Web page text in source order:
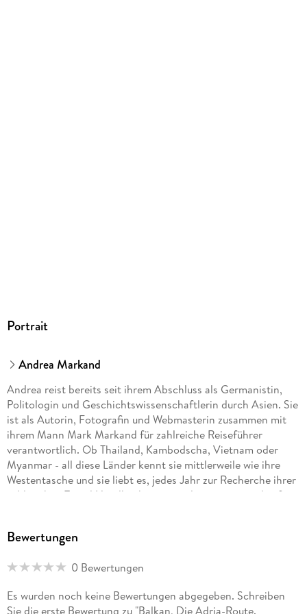
eine unvergessliche Reise in eine der aufregendsten
Portrait
Andrea Markand
Andrea reist bereits seit ihrem Abschluss als Germanistin,
Politologin und Geschichtswissenschaftlerin durch Asien. Sie
ist als Autorin, Fotografin und Webmasterin zusammen mit
ihrem Mann Mark Markand für zahlreiche Reiseführer
verantwortlich. Ob Thailand, Kambodscha, Vietnam oder
Myanmar - all diese Länder kennt sie mittlerweile wie ihre
Westentasche und sie liebt es, jedes Jahr zur Recherche ihrer
zahlreichen Travel Handbücher erneut loszureisen und auf
Westerwald.
Mark Markand reist seit Jahrzehnten mit seiner Frau und
Bewertungen
0 Bewertungen
Es wurden noch keine Bewertungen abgegeben. Schreiben
Sie die erste Bewertung zu "Balkan, Die Adria-Route.